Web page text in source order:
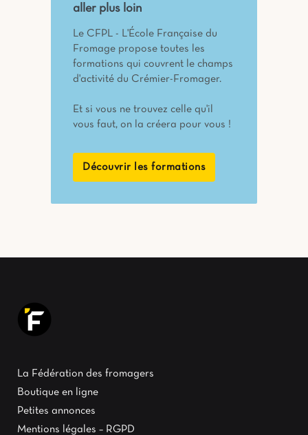
aller plus loin
Le CFPL - L'École Française du
Fromage propose toutes les
formations qui couvrent le champs
d'activité du Crémier-Fromager.
Et si vous ne trouvez celle qu'il
vous faut, on la créera pour vous !
Découvrir les formations
La Fédération des fromagers
Boutique en ligne
Petites annonces
Mentions légales – RGPD